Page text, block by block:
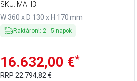
SKU: MAH3
W 360 x D 130 x H 170 mm
Raktáron!: 2- 5 napok
16.632,00 €*
RRP 22.794,82 €